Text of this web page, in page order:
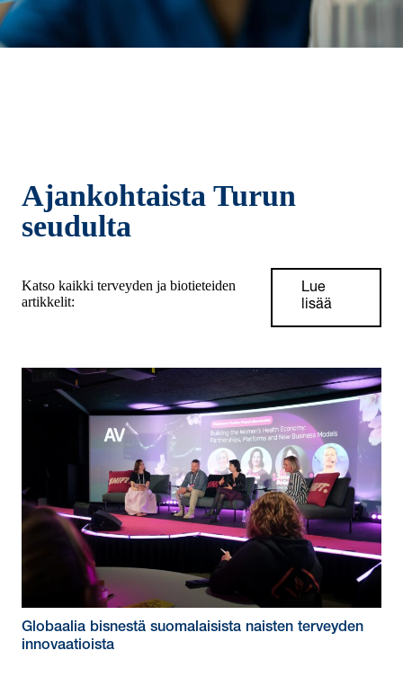
Ajankohtaista Turun
seudulta
Katso kaikki terveyden ja biotieteiden
artikkelit:
Lue
lisää
Globaalia bisnestä suomalaisista naisten terveyden
innovaatioista